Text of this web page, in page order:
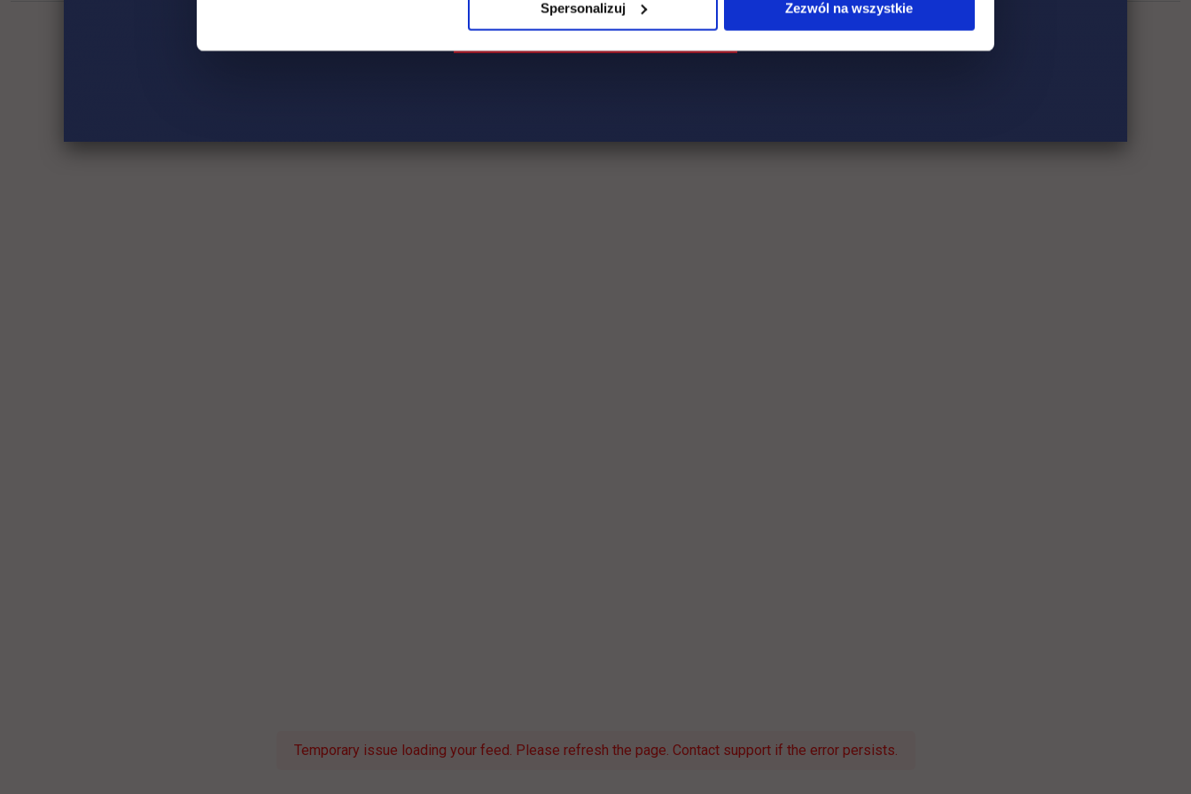
Spersonalizuj Zezwól na wszystkie
Social & media UTH
Temporary issue loading your feed. Please refresh the page. Contact support if the error persists.